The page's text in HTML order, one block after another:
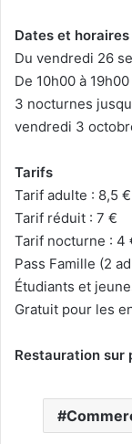
Dates et horaires
Du vendredi 26
De 10h00 à
3 nocturnes
vendredi 3
Tarifs
Tarif adulte : 8,5 €
Tarif réduit : 7 €
Tarif nocturne : 4
Pass Famille (2
Étudiants et
Gratuit pour les
Restauration sur